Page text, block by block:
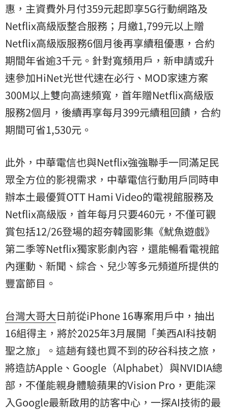
惠，主資費外月付359元起即享5G行動網路及
Netflix高級版整合服務；月繳1,799元以上贈
Netflix高級版服務6個月後再享續租優惠，合約
期間年省逾3千元。針對寬頻用戶，新申請或升
速參加HiNet光世代速在必行、MOD家速方案
300M以上雙向高速頻寬，首年贈Netflix高級版
服務2個月，後續再享每月399元續租回饋，合約
期間可省1,530元。
此外，中華電信也與Netflix強強聯手一同滿足民
眾全方位的影視需求，中華電信行動用戶同時申
辦本土最優質OTT Hami Video的電視館服務及
Netflix高級版，首年每月只要460元，不僅可觀
賞包括12/26登場的超夯韓國影集《魷魚遊戲》
第二季等Netflix獨家影劇內容，還能暢看電視館
內運動、新聞、綜合、兒少等多元頻道所提供的
豐富節目。
台灣大哥大日前從iPhone 16專案用戶中，抽出
16組得主，將於2025年3月展開「美西AI科技朝
聖之旅」。這趟有錢也買不到的矽谷科技之旅，
將造訪Apple、Google（Alphabet）與NVIDIA總
部，不僅能親身體驗蘋果的Vision Pro，更能深
入Google最新啟用的訪客中心，一探AI技術的最